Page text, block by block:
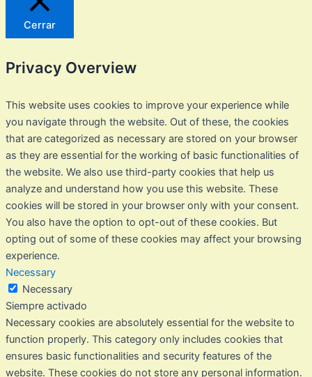
Cerrar
Privacy Overview
This website uses cookies to improve your experience while
you navigate through the website. Out of these, the cookies
that are categorized as necessary are stored on your browser
as they are essential for the working of basic functionalities of
the website. We also use third-party cookies that help us
analyze and understand how you use this website. These
cookies will be stored in your browser only with your consent.
You also have the option to opt-out of these cookies. But
opting out of some of these cookies may affect your browsing
experience.
Necessary
Necessary
Siempre activado
Necessary cookies are absolutely essential for the website to
function properly. This category only includes cookies that
ensures basic functionalities and security features of the
website. These cookies do not store any personal information.